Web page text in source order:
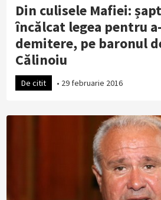
Din culisele Mafiei:
încălcat legea pentru
demitere, pe baronul
Călinoiu
De citit • 29 februarie 2016